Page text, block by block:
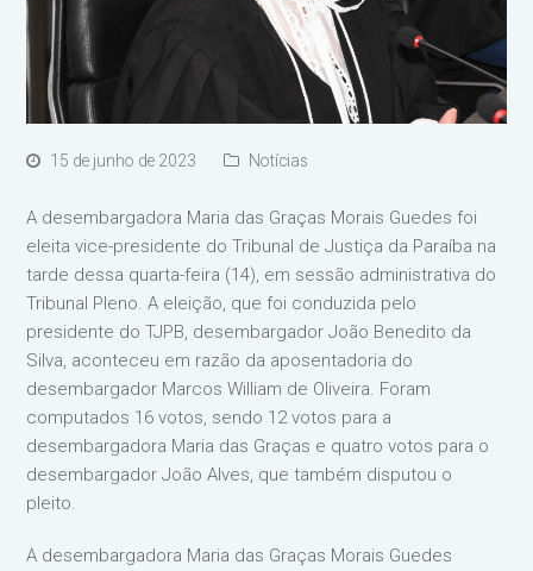
15 de junho de 2023 Notícias
A desembargadora Maria das Graças Morais Guedes foi
eleita vice-presidente do Tribunal de Justiça da Paraíba na
tarde dessa quarta-feira (14), em sessão administrativa do
Tribunal Pleno. A eleição, que foi conduzida pelo
presidente do TJPB, desembargador João Benedito da
Silva, aconteceu em razão da aposentadoria do
desembargador Marcos William de Oliveira. Foram
computados 16 votos, sendo 12 votos para a
desembargadora Maria das Graças e quatro votos para o
desembargador João Alves, que também disputou o
pleito.
A desembargadora Maria das Graças Morais Guedes